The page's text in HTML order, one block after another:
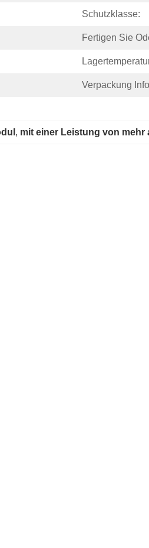
Schutzklasse:
Fertigen Sie
Verpackung
, mit einer Leistung von mehr